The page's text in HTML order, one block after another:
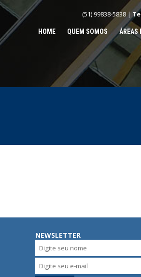
(51) 99838-5838 |
HOME QUEM SOMOS ÁREAS
NEWSLETTER